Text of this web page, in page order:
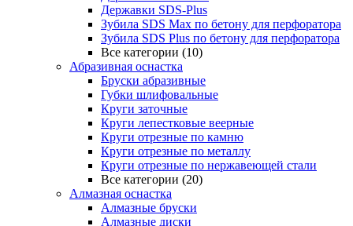
Державки SDS-Plus
Зубила SDS Mах по бетону для перфоратора
Зубила SDS Plus по бетону для перфоратора
Все категории (10)
Абразивная оснастка
Бруски абразивные
Губки шлифовальные
Круги заточные
Круги лепестковые веерные
Круги отрезные по камню
Круги отрезные по металлу
Круги отрезные по нержавеющей стали
Все категории (20)
Алмазная оснастка
Алмазные бруски
Алмазные диски